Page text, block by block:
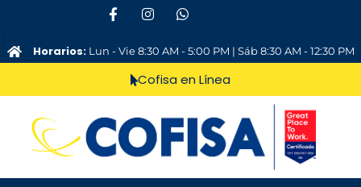
Horarios: Lun - Vie 8:30 AM - 5:00 PM | Sáb 8:30 AM - 12:30 PM
Cofisa en Línea